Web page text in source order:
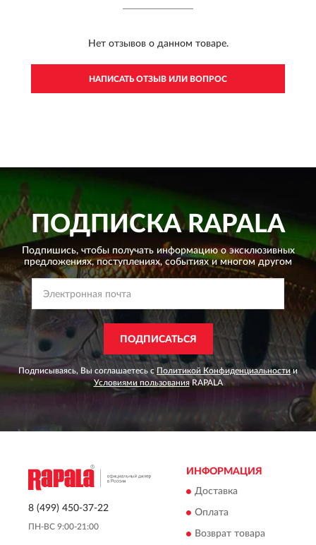
Нет отзывов о данном товаре.
НАПИСАТЬ ОТЗЫВ ИЛИ ВОПРОС
ПОДПИСКАRAPALA
Подпишись, чтобы получать информацию о эксклюзивных
предложениях,поступлениях, событиях и многом другом
ПОДПИСАТЬСЯ
Подписываясь, Вы соглашаетесь сПолитикой Конфиденциальности и
Условиями пользованияRAPALA
8 (499) 450-37-22
ПН-ВС 9:00-21:00
ИНФОРМАЦИЯ
Доставка
Оплата
Возврат товара